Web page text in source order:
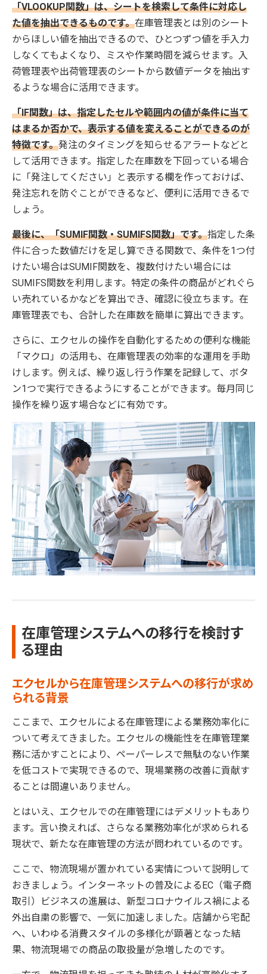
「VLOOKUP関数」は、シートを検索して条件に対応し
た値を抽出できるものです。在庫管理表とは別のシート
からほしい値を抽出できるので、ひとつずつ値を手入力
しなくてもよくなり、ミスや作業時間を減らせます。入
荷管理表や出荷管理表のシートから数値データを抽出す
るような場合に活用できます。
「IF関数」は、指定したセルや範囲内の値が条件に当て
はまるか否かで、表示する値を変えることができるのが
特徴です。発注のタイミングを知らせるアラートなどと
して活用できます。指定した在庫数を下回っている場合
に「発注してください」と表示する欄を作っておけば、
発注忘れを防ぐことができるなど、便利に活用できるで
しょう。
最後に、「SUMIF関数・SUMIFS関数」です。指定した条
件に合った数値だけを足し算できる関数で、条件を1つ付
けたい場合はSUMIF関数を、複数付けたい場合には
SUMIFS関数を利用します。特定の条件の商品がどれぐら
い売れているかなどを算出でき、確認に役立ちます。在
庫管理表でも、合計した在庫数を簡単に算出できます。
さらに、エクセルの操作を自動化するための便利な機能
「マクロ」の活用も、在庫管理表の効率的な運用を手助
けします。例えば、繰り返し行う作業を記録して、ボタ
ン1つで実行できるようにすることができます。毎月同じ
操作を繰り返す場合などに有効です。
在庫管理システムへの移行を検討す
る理由
エクセルから在庫管理システムへの移行が求め
られる背景
ここまで、エクセルによる在庫管理による業務効率化に
ついて考えてきました。エクセルの機能性を在庫管理業
務に活かすことにより、ペーパーレスで無駄のない作業
を低コストで実現できるので、現場業務の改善に貢献す
ることは間違いありません。
とはいえ、エクセルでの在庫管理にはデメリットもあり
ます。言い換えれば、さらなる業務効率化が求められる
現状で、新たな在庫管理の方法が問われているのです。
ここで、物流現場が置かれている実情について説明して
おきましょう。インターネットの普及によるEC（電子商
取引）ビジネスの進展は、新型コロナウイルス禍による
外出自粛の影響で、一気に加速しました。店舗から宅配
へ、いわゆる消費スタイルの多様化が顕著となった結
果、物流現場での商品の取扱量が急増したのです。